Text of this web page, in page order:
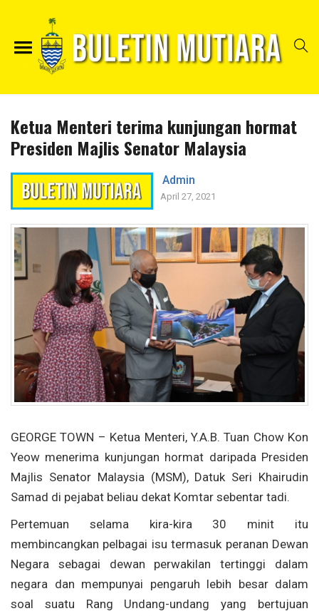
Ketua Menteri terima kunjungan hormat
Presiden Majlis Senator Malaysia
Admin
April 27, 2021
GEORGE TOWN – Ketua Menteri, Y.A.B. Tuan Chow Kon
Yeow menerima kunjungan hormat daripada Presiden
Majlis Senator Malaysia (MSM), Datuk Seri Khairudin
Samad di pejabat beliau dekat Komtar sebentar tadi.
Pertemuan selama kira-kira 30 minit itu
membincangkan pelbagai isu termasuk peranan Dewan
Negara sebagai dewan perwakilan tertinggi dalam
negara dan mempunyai pengaruh lebih besar dalam
soal suatu Rang Undang-undang yang bertujuan